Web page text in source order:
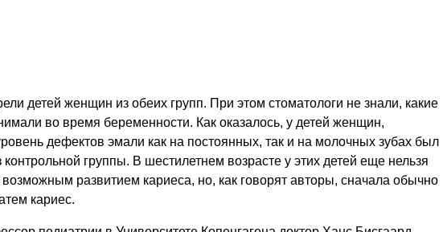
детей женщин из обеих групп. При этом стоматологи не знали, какие
во время беременности. Как оказалось, у детей женщин,
дефектов эмали как на постоянных, так и на молочных зубах был
группы. В шестилетнем возрасте у этих детей еще нельзя
развитием кариеса, но, как говорят авторы, сначала обычно
кариес.